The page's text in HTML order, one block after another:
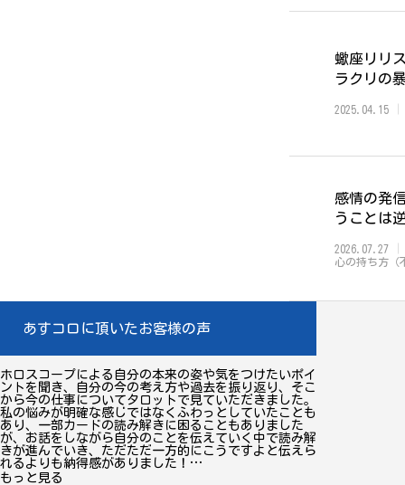
蠍座リリ
ラクリの
2025.04.15
感情の発
うことは
2026.07.27
心の持ち方（
あすコロに頂いたお客様の声
ホロスコープによる自分の本来の姿や気をつけたいポイ
ントを聞き、自分の今の考え方や過去を振り返り、そこ
から今の仕事についてタロットで見ていただきました。
私の悩みが明確な感じではなくふわっとしていたことも
あり、一部カードの読み解きに困ることもありました
が、お話をしながら自分のことを伝えていく中で読み解
きが進んでいき、ただただ一方的にこうですよと伝えら
れるよりも納得感がありました！ …
もっと見る